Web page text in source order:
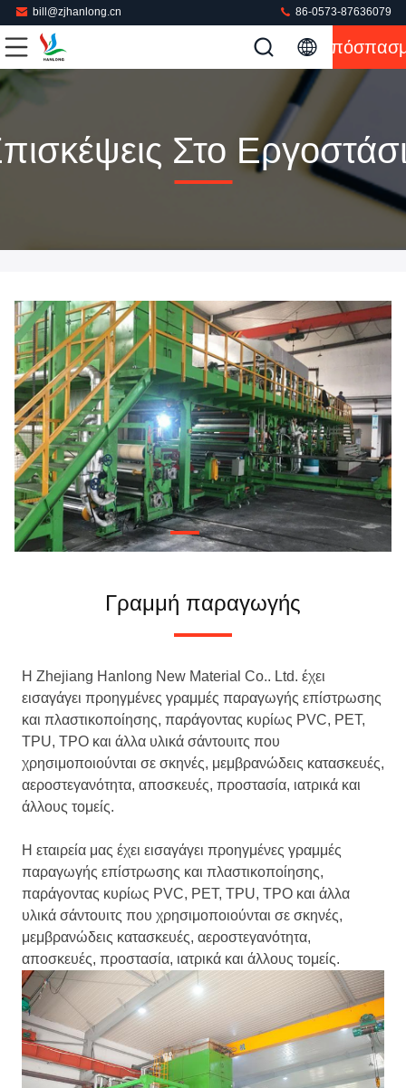
bill@zjhanlong.cn 86-0573-87636079
Στο
Γραμμή παραγωγής
Η Zhejiang Hanlong New Material Co.. Ltd. έχει
εισαγάγει προηγμένες γραμμές παραγωγής επίστρωσης
και πλαστικοποίησης, παράγοντας κυρίως PVC, PET,
TPU, TPO και άλλα υλικά σάντουιτς που
χρησιμοποιούνται σε σκηνές, μεμβρανώδεις κατασκευές,
αεροστεγανότητα, αποσκευές, προστασία, ιατρικά και
άλλους τομείς.
Η εταιρεία μας έχει εισαγάγει προηγμένες γραμμές
παραγωγής επίστρωσης και πλαστικοποίησης,
παράγοντας κυρίως PVC, PET, TPU, TPO και άλλα
υλικά σάντουιτς που χρησιμοποιούνται σε σκηνές,
μεμβρανώδεις κατασκευές, αεροστεγανότητα,
αποσκευές, προστασία, ιατρικά και άλλους τομείς.